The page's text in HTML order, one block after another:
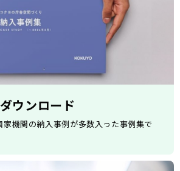
ウンロード
家機関の納入事例が多数入った事例集で